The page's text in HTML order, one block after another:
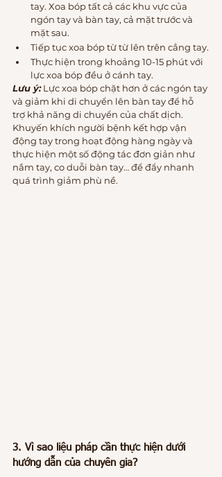
tay. Xoa bóp tất cả các khu vực của
ngón tay và bàn tay, cả mặt trước và
mặt sau.
Tiếp tục xoa bóp từ từ lên trên cẳng tay.
Thực hiện trong khoảng 10-15 phút với
lực xoa bóp đều ở cánh tay.
Lưu ý: Lực xoa bóp chặt hơn ở các ngón tay
và giảm khi di chuyển lên bàn tay để hỗ
trợ khả năng di chuyển của chất dịch.
Khuyến khích người bệnh kết hợp vận
động tay trong hoạt động hàng ngày và
thực hiện một số động tác đơn giản như
nắm tay, co duỗi bàn tay… để đẩy nhanh
quá trình giảm phù nề.
3. Vì sao liệu pháp cần thực hiện dưới
hướng dẫn của chuyên gia?